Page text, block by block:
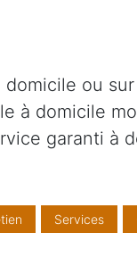
domicile ou
à domicile
garanti à
Services